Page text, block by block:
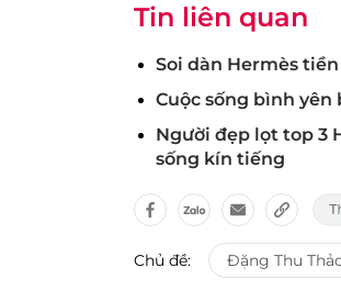
Tin liên quan
Soi dàn Hermès
Cuộc sống bình yên
Người đẹp lọt top 3
sống kín tiếng
Chủ đề: Đặng Thu